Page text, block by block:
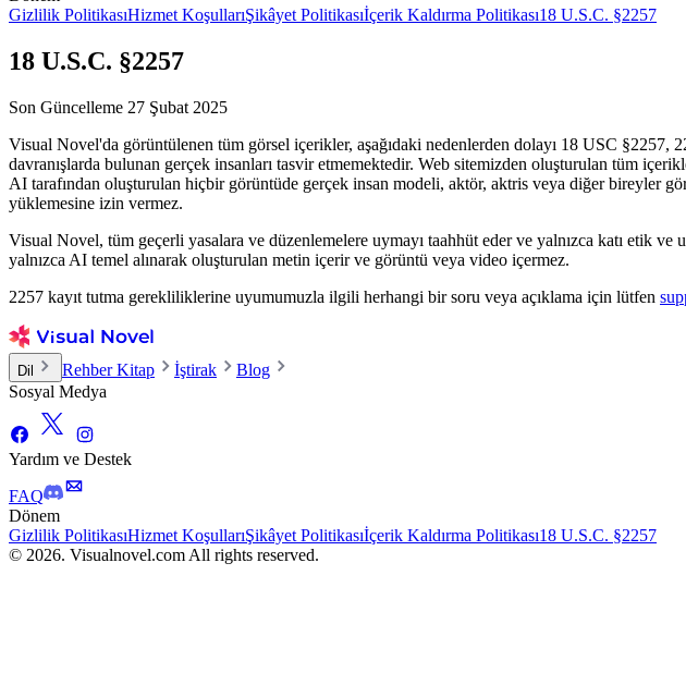
Gizlilik PolitikasıHizmet KoşullarıŞikâyet Politikasıİçerik Kaldırma Politikası18 U.S.C. §2257
18 U.S.C. §2257
Son Güncelleme 27 Şubat 2025
Visual Novel'da görüntülenen tüm görsel içerikler, aşağıdaki nedenlerden dolayı 18 USC
davranışlarda bulunan gerçek insanları tasvir etmemektedir. Web sitemizden oluşturulan tüm
AI tarafından oluşturulan hiçbir görüntüde gerçek insan modeli, aktör, aktris veya diğer bireyler
yüklemesine izin vermez.
Visual Novel, tüm geçerli yasalara ve düzenlemelere uymayı taahhüt eder ve yalnızca katı etik
yalnızca AI temel alınarak oluşturulan metin içerir ve görüntü veya video içermez.
2257 kayıt tutma gerekliliklerine uyumumuzla ilgili herhangi bir soru veya açıklama için lütfen
Dil Rehber Kitap İştirak
Blog
Sosyal Medya
Yardım ve Destek
FAQ
Dönem
Gizlilik PolitikasıHizmet KoşullarıŞikâyet Politikasıİçerik Kaldırma Politikası18 U.S.C. §2257
© 2026. Visualnovel.com All rights reserved.